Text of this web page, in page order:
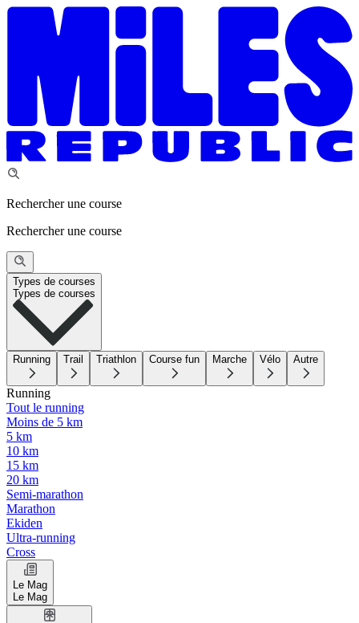
Rechercher une course
Rechercher une course
Types de courses
Types de courses
Running Trail Triathlon Course fun Marche Vélo Autre
Running
Tout le running
Moins de 5 km
5 km
10 km
15 km
20 km
Semi-marathon
Marathon
Ekiden
Ultra-running
Cross
Le Mag
Le Mag